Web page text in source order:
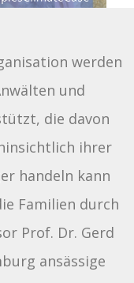
werden
und
die davon
ihrer
handeln kann
Familien durch
Prof. Dr. Gerd
ansässige